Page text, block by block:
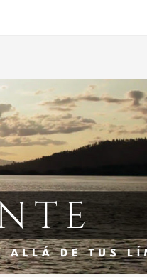
&
& Belleza
& jurídicos
construcción &
M-